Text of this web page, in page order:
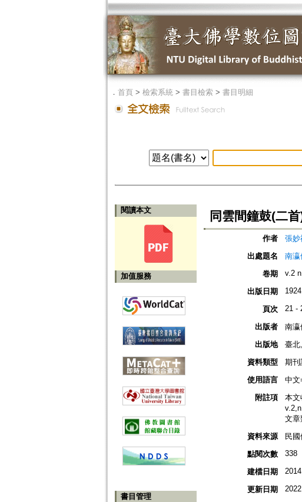
． 首頁> 檢索系統> 書目檢索> 書目明細
閱讀本文
加值服務
書目管理
同雲間鐘鼓(二
作者
張妙
出處題名
南瀛
卷期
v.2
出版日期
頁次 21 -
出版者
南瀛
出版地
臺北
資料類型
期刊
使用語言
中文
附註項
本文
文章
資料來源
民
點閱次數
338
建檔日期
更新日期